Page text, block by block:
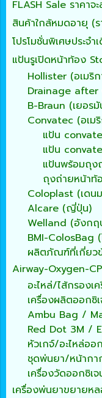
FLASH Sale ราคา
สินค้าใกล้หมดอายุ (
โปรโมชั่นพิเศษประจำ
แป้นรูเปิดหน้าท้อง
Hollister (อเมริ
Drainage after
B-Braun (เยอร
Convatec (อเม
แป้น
แป้น
แป้นพร้อมถุง
ถุงถ่ายหน้าท้
Coloplast (เดน
Alcare (ญี่ปุ่น)
Welland (อังกฤ
BMI-ColosBag
ผลิตภัณฑ์ที่เกี่ยว
Airway-Oxygen-
อะไหล่/ไส้กรองเ
เครื่องผลิตออกซิ
Ambu Bag /
Red Dot 3M /
หัวเกจ์/อะไหล่ออ
ชุดพ่นยา/หน้ากา
เครื่องวัดออกซิเ
เครื่องพ่นยาขยายห